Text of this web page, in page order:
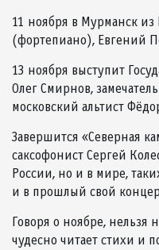
11 ноября в Мурманск
(фортепиано), Евгений
13 ноября выступит
Олег Смирнов,
московский альтист
Завершится «Северная
саксофонист Сергей
России, но и в мире,
и в прошлый свой
Говоря о ноябре,
чудесно читает стихи и